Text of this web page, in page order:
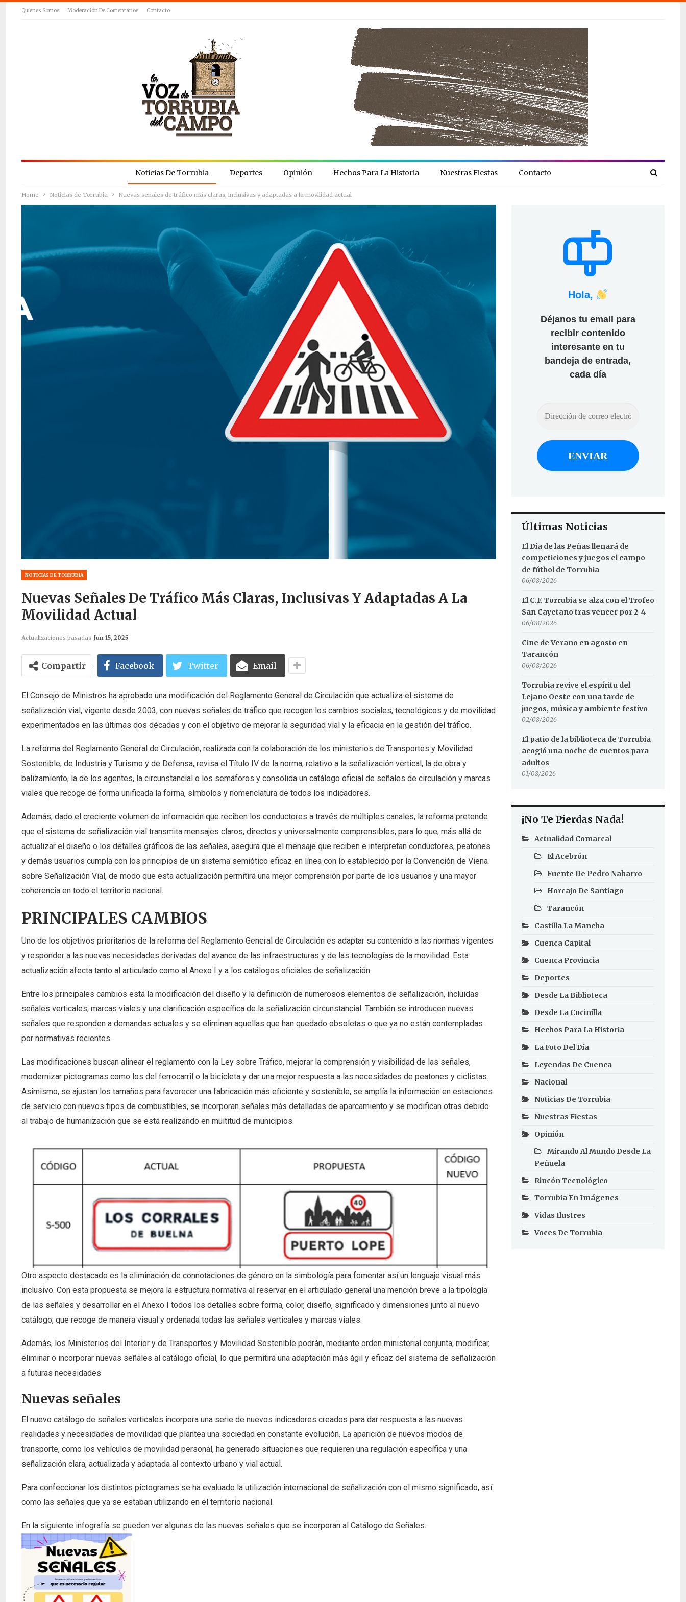
Quienes Somos Moderación De Comentarios Contacto
Noticias De Torrubia Deportes Opinión Hechos Para La Historia Nuestras Fiestas Contacto
Home Noticias de Torrubia Nuevas señales de tráfico más claras, inclusivas y adaptadas a la movilidad actual
NOTICIAS DE TORRUBIA
Nuevas Señales De Tráfico Más Claras, Inclusivas Y Adaptadas A La
Movilidad Actual
Actualizaciones pasadas Jun 15, 2025
Compartir Facebook Twitter Email
El Consejo de Ministros ha aprobado una modificación del Reglamento General de Circulación que actualiza el sistema de
señalización vial, vigente desde 2003, con nuevas señales de tráfico que recogen los cambios sociales, tecnológicos y de movilidad
experimentados en las últimas dos décadas y con el objetivo de mejorar la seguridad vial y la eficacia en la gestión del tráfico.
La reforma del Reglamento General de Circulación, realizada con la colaboración de los ministerios de Transportes y Movilidad
Sostenible, de Industria y Turismo y de Defensa, revisa el Título IV de la norma, relativo a la señalización vertical, la de obra y
balizamiento, la de los agentes, la circunstancial o los semáforos y consolida un catálogo oficial de señales de circulación y marcas
viales que recoge de forma unificada la forma, símbolos y nomenclatura de todos los indicadores.
Además, dado el creciente volumen de información que reciben los conductores a través de múltiples canales, la reforma pretende
que el sistema de señalización vial transmita mensajes claros, directos y universalmente comprensibles, para lo que, más allá de
actualizar el diseño o los detalles gráficos de las señales, asegura que el mensaje que reciben e interpretan conductores, peatones
y demás usuarios cumpla con los principios de un sistema semiótico eficaz en línea con lo establecido por la Convención de Viena
sobre Señalización Vial, de modo que esta actualización permitirá una mejor comprensión por parte de los usuarios y una mayor
coherencia en todo el territorio nacional.
PRINCIPALES CAMBIOS
Uno de los objetivos prioritarios de la reforma del Reglamento General de Circulación es adaptar su contenido a las normas vigentes
y responder a las nuevas necesidades derivadas del avance de las infraestructuras y de las tecnologías de la movilidad. Esta
actualización afecta tanto al articulado como al Anexo I y a los catálogos oficiales de señalización.
Entre los principales cambios está la modificación del diseño y la definición de numerosos elementos de señalización, incluidas
señales verticales, marcas viales y una clarificación específica de la señalización circunstancial. También se introducen nuevas
señales que responden a demandas actuales y se eliminan aquellas que han quedado obsoletas o que ya no están contempladas
por normativas recientes.
Las modificaciones buscan alinear el reglamento con la Ley sobre Tráfico, mejorar la comprensión y visibilidad de las señales,
modernizar pictogramas como los del ferrocarril o la bicicleta y dar una mejor respuesta a las necesidades de peatones y ciclistas.
Asimismo, se ajustan los tamaños para favorecer una fabricación más eficiente y sostenible, se amplía la información en estaciones
de servicio con nuevos tipos de combustibles, se incorporan señales más detalladas de aparcamiento y se modifican otras debido
al trabajo de humanización que se está realizando en multitud de municipios.
Otro aspecto destacado es la eliminación de connotaciones de género en la simbología para fomentar así un lenguaje visual más
inclusivo. Con esta propuesta se mejora la estructura normativa al reservar en el articulado general una mención breve a la tipología
de las señales y desarrollar en el Anexo I todos los detalles sobre forma, color, diseño, significado y dimensiones junto al nuevo
catálogo, que recoge de manera visual y ordenada todas las señales verticales y marcas viales.
Además, los Ministerios del Interior y de Transportes y Movilidad Sostenible podrán, mediante orden ministerial conjunta, modificar,
eliminar o incorporar nuevas señales al catálogo oficial, lo que permitirá una adaptación más ágil y eficaz del sistema de señalización
a futuras necesidades
Nuevas señales
El nuevo catálogo de señales verticales incorpora una serie de nuevos indicadores creados para dar respuesta a las nuevas
realidades y necesidades de movilidad que plantea una sociedad en constante evolución. La aparición de nuevos modos de
transporte, como los vehículos de movilidad personal, ha generado situaciones que requieren una regulación específica y una
señalización clara, actualizada y adaptada al contexto urbano y vial actual.
Para confeccionar los distintos pictogramas se ha evaluado la utilización internacional de señalización con el mismo significado, así
como las señales que ya se estaban utilizando en el territorio nacional.
En la siguiente infografía se pueden ver algunas de las nuevas señales que se incorporan al Catálogo de Señales.
Hola,
Déjanos tu email para
recibir contenido
interesante en tu
bandeja de entrada,
cada día
Últimas Noticias
El Día de las Peñas llenará de
competiciones y juegos el campo
de fútbol de Torrubia
06/08/2026
El C.F. Torrubia se alza con el Trofeo
San Cayetano tras vencer por 2-4
06/08/2026
Cine de Verano en agosto en
Tarancón
06/08/2026
Torrubia revive el espíritu del
Lejano Oeste con una tarde de
juegos, música y ambiente festivo
02/08/2026
El patio de la biblioteca de Torrubia
acogió una noche de cuentos para
adultos
01/08/2026
¡No Te Pierdas Nada!
Actualidad Comarcal
El Acebrón
Fuente De Pedro Naharro
Horcajo De Santiago
Tarancón
Castilla La Mancha
Cuenca Capital
Cuenca Provincia
Deportes
Desde La Biblioteca
Desde La Cocinilla
Hechos Para La Historia
La Foto Del Día
Leyendas De Cuenca
Nacional
Noticias De Torrubia
Nuestras Fiestas
Opinión
Mirando Al Mundo Desde La
Peñuela
Rincón Tecnológico
Torrubia En Imágenes
Vidas Ilustres
Voces De Torrubia